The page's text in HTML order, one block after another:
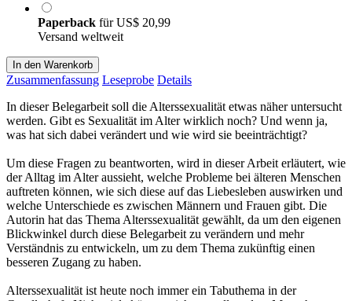
Paperback fürUS$ 20,99
Versand weltweit
In den Warenkorb
Zusammenfassung Leseprobe Details
In dieser Belegarbeit soll die Alterssexualität etwas näher untersucht
werden. Gibt es Sexualität im Alter wirklich noch? Und wenn ja,
was hat sich dabei verändert und wie wird sie beeinträchtigt?
Um diese Fragen zu beantworten, wird in dieser Arbeit erläutert, wie
der Alltag im Alter aussieht, welche Probleme bei älteren Menschen
auftreten können, wie sich diese auf das Liebesleben auswirken und
welche Unterschiede es zwischen Männern und Frauen gibt. Die
Autorin hat das Thema Alterssexualität gewählt, da um den eigenen
Blickwinkel durch diese Belegarbeit zu verändern und mehr
Verständnis zu entwickeln, um zu dem Thema zukünftig einen
besseren Zugang zu haben.
Alterssexualität ist heute noch immer ein Tabuthema in der